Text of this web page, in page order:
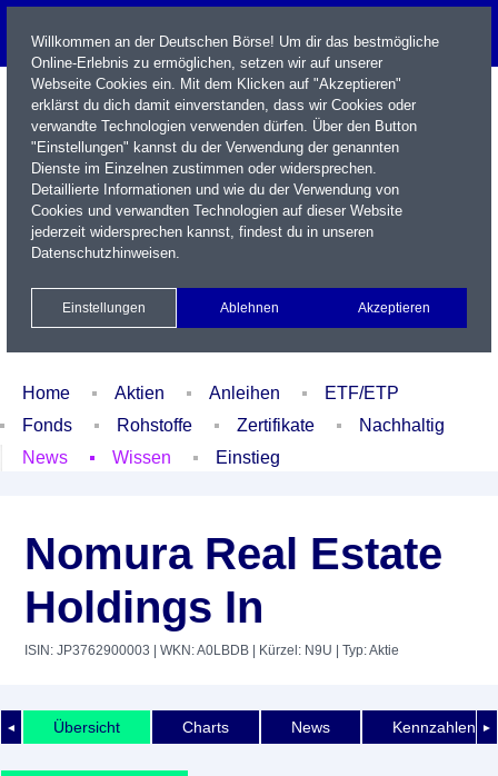
Name / WKN / ISIN / Kürzel
Xetra Realtime
Watchlist Portfolio Login
Home Aktien Anleihen
ETF/ETP
Fonds
Rohstoffe Zertifikate
Nachhaltig
News
Wissen Einstieg
Nomura Real Estate
Holdings In
ISIN: JP3762900003 | WKN: A0LBDB | Kürzel: N9U | Typ: Aktie
◄ ►
Übersicht Charts News Kennzahlen
Willkommen an der Deutschen Börse! Um dir das bestmögliche
Online-Erlebnis zu ermöglichen, setzen wir auf unserer
Webseite Cookies ein. Mit dem Klicken auf "Akzeptieren"
erklärst du dich damit einverstanden, dass wir Cookies oder
verwandte Technologien verwenden dürfen. Über den Button
"Einstellungen" kannst du der Verwendung der genannten
Dienste im Einzelnen zustimmen oder widersprechen.
Detaillierte Informationen und wie du der Verwendung von
Cookies und verwandten Technologien auf dieser Website
jederzeit widersprechen kannst, findest du in unseren
Datenschutzhinweisen.
Einstellungen Ablehnen Akzeptieren